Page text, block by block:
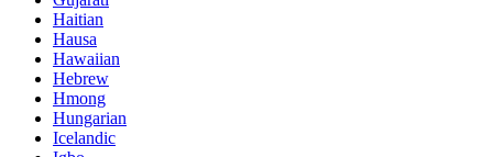
Haitian
Hausa
Hawaiian
Hebrew
Hmong
Hungarian
Icelandic